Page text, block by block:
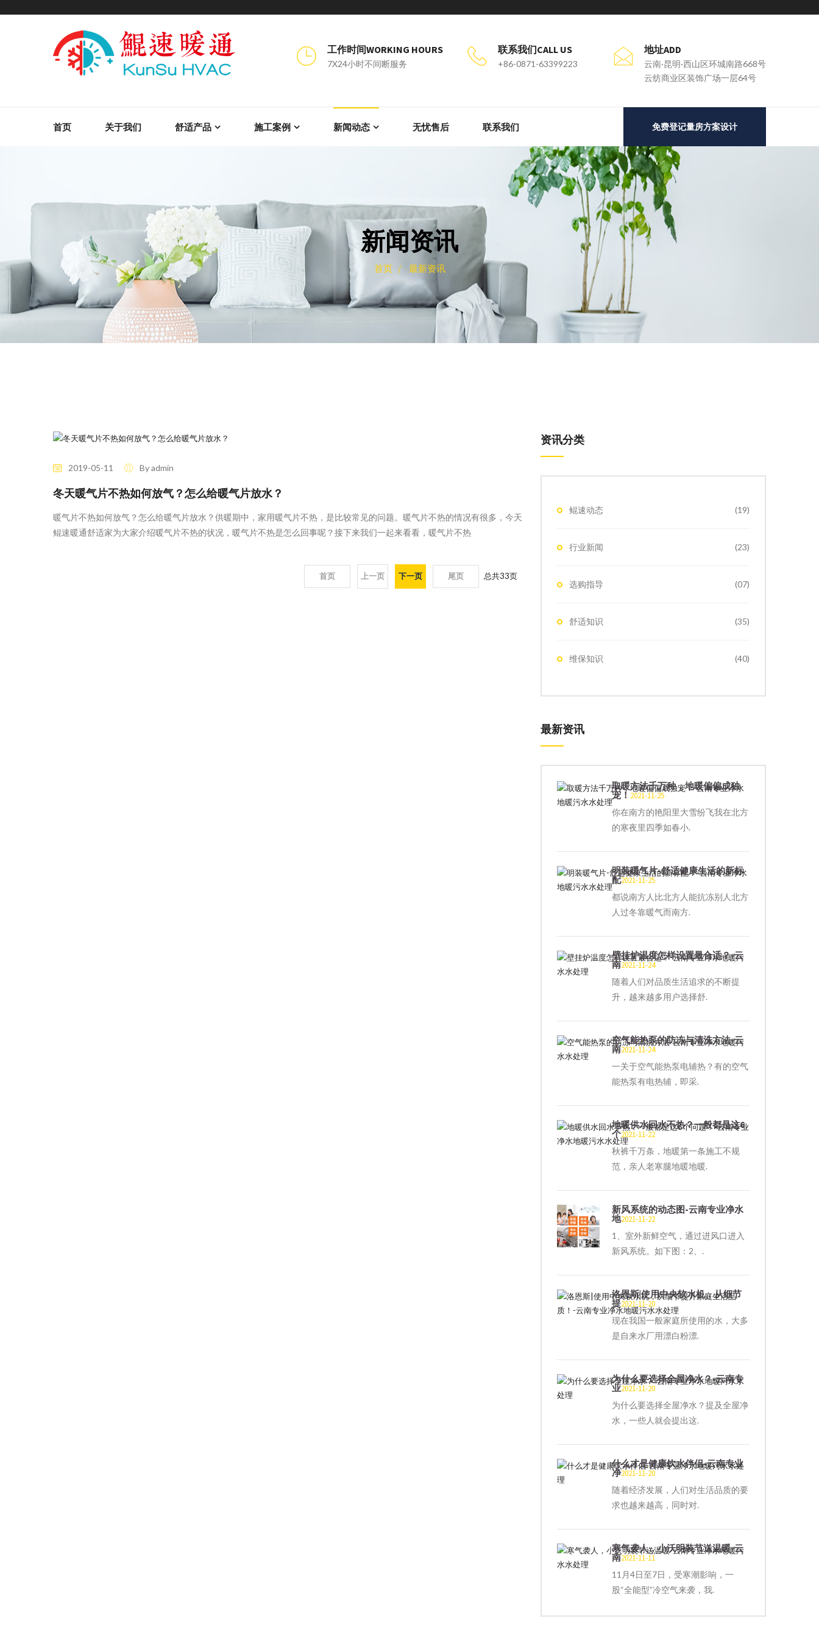
工作时间WORKING HOURS
7X24小时不间断服务
联系我们CALL US
+86-0871-63399223
地址ADD
云南·昆明·西山区环城南路668号
云纺商业区装饰广场一层64号
首页 关于我们 舒适产品 施工案例 新闻动态 无忧售后 联系我们 免费登记量房方案设计
新闻资讯
首页 / 最新资讯
91 Likes
2019-05-11 By admin
冬天暖气片不热如何放气？怎么给暖气片放水？
暖气片不热如何放气？怎么给暖气片放水？供暖期中，家用暖气片不热，是比较常见的问题。暖气片不热的情况有很多，今天
鲲速暖通舒适家为大家介绍暖气片不热的状况，暖气片不热是怎么回事呢？接下来我们一起来看看，暖气片不热
首页 上一页 下一页 尾页 总共33页
资讯分类
鲲速动态 (19)
行业新闻 (23)
选购指导 (07)
舒适知识 (35)
维保知识 (40)
最新资讯
取暖方法千万种，地暖偏偏成独
宠！ 2021-11-25
你在南方的艳阳里大雪纷飞我在北方
的寒夜里四季如春小.
明装暖气片-舒适健康生活的新标
配2021-11-25
都说南方人比北方人能抗冻别人北方
人过冬靠暖气而南方.
壁挂炉温度怎样设置最合适？-云
南2021-11-24
随着人们对品质生活追求的不断提
升，越来越多用户选择舒.
空气能热泵的防冻与清洗方法-云
南2021-11-24
一关于空气能热泵电辅热？有的空气
能热泵有电热辅，即采.
地暖供水回水不热？一般都是这6
个2021-11-22
秋裤千万条，地暖第一条施工不规
范，亲人老寒腿地暖地暖.
新风系统的动态图-云南专业净水
地2021-11-22
1、室外新鲜空气，通过进风口进入
新风系统。如下图：2、.
洛恩斯|使用中央软水机，从细节
提2021-11-20
现在我国一般家庭所使用的水，大多
是自来水厂用漂白粉漂.
为什么要选择全屋净水？-云南专
业2021-11-20
为什么要选择全屋净水？提及全屋净
水，一些人就会提出这.
什么才是健康饮水伴侣-云南专业
净2021-11-20
随着经济发展，人们对生活品质的要
求也越来越高，同时对.
寒气袭人，小沃明装节送温暖-云
南2021-11-11
11月4日至7日，受寒潮影响，一
股“全能型”冷空气来袭，我.